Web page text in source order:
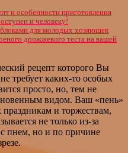
и особенности приготовления
и человеку!
для молодых хозяюшек
дрожжевого теста на вашей
рецепт которого Вы
требует каких-то особых
просто, но, тем не
видом. Ваш «пень»
и торжествам,
не только из-за
пнем, но и по причине